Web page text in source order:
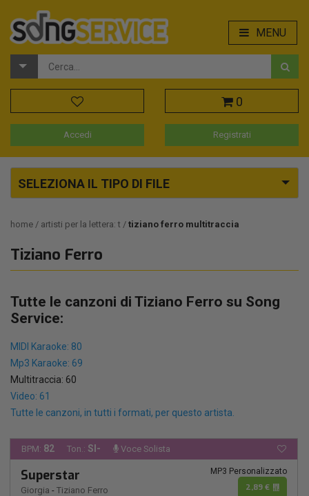
MENU
0
Accedi Registrati
SELEZIONA IL TIPO DI FILE
home artisti per la lettera: t tiziano ferro multitraccia
Tiziano Ferro
Tutte le canzoni di Tiziano Ferro su Song
Service:
MIDI Karaoke: 80
Mp3 Karaoke: 69
Multitraccia: 60
Video: 61
Tutte le canzoni, in tutti i formati, per questo artista.
BPM: 82 Ton.: SI- Voce Solista
Superstar
Giorgia - Tiziano Ferro
MP3 Personalizzato
2,89 €